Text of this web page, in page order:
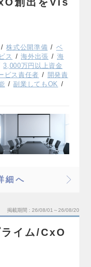
株式公開準備
ベ
ス 海外出張
海
3,000万円以上資金
ビス責任者
開発責
副業してもOK
細へ
掲載期間 26/08/01～26/08/20
イム/CxO